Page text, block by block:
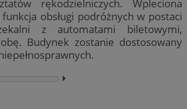
rękodzielniczych. Wpleciona
obsługi podróżnych w postaci
z automatami biletowymi,
Budynek zostanie dostosowany
⏵︎